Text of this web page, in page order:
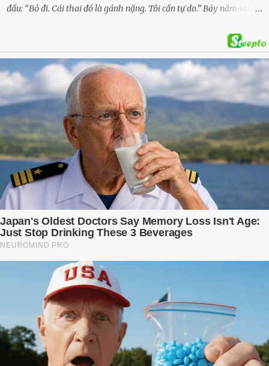
đầu: “Bỏ đi. Cái thai đó là gánh nặng. Tôi cần tự do.” Bảy năm sau,
kế hoạch được chuẩn bị kỹ lưỡng để người đàn ông phản bội ấy
phải trả giá … Hà Nội, mùa thu năm 2018, cái lạnh len lỏi qua từng
khe cửa gỗ cũ kỹ. Trong một căn biệt thự sang trọng ở phố Tây Hồ,
Ngọc Anh ngồi lặng lẽ trên ghế sofa, tay đặt lên bụng – nơi hai sinh
linh bé bỏng đang lớn dần từng ngày. Cô chưa bao giờ nghĩ mình sẽ
phải sống trong sợ hãi khi mang thai, đặc biệt là sợ… chính chồng
mình. Trí – người chồng mà cô từng yêu đến mù quáng, đã không
còn là người đàn ông của ngày đầu. Thành đạt, quyền lực, nhưng
cũng dối trá và lạnh lùng. Gần đây, anh hay về muộn, thậm chí có
đêm không về. Và rồi, trong một bữa cơm tối vắng lặng, Trí ném
xuống bàn ly n...